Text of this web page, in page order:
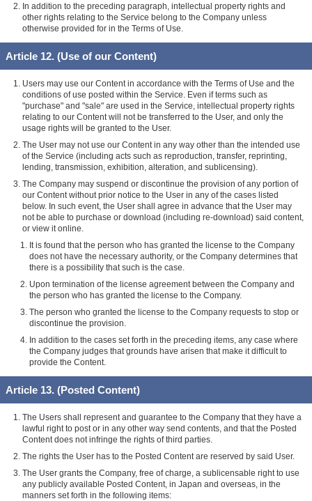
In addition to the preceding paragraph, intellectual property rights and
other rights relating to the Service belong to the Company unless
otherwise provided for in the Terms of Use.
Article 12. (Use of our Content)
Users may use our Content in accordance with the Terms of Use and the
conditions of use posted within the Service. Even if terms such as
"purchase" and "sale" are used in the Service, intellectual property rights
relating to our Content will not be transferred to the User, and only the
usage rights will be granted to the User.
The User may not use our Content in any way other than the intended use
of the Service (including acts such as reproduction, transfer, reprinting,
lending, transmission, exhibition, alteration, and sublicensing).
The Company may suspend or discontinue the provision of any portion of
our Content without prior notice to the User in any of the cases listed
below. In such event, the User shall agree in advance that the User may
not be able to purchase or download (including re-download) said content,
or view it online.
It is found that the person who has granted the license to the Company
does not have the necessary authority, or the Company determines that
there is a possibility that such is the case.
Upon termination of the license agreement between the Company and
the person who has granted the license to the Company.
The person who granted the license to the Company requests to stop or
discontinue the provision.
In addition to the cases set forth in the preceding items, any case where
the Company judges that grounds have arisen that make it difficult to
provide the Content.
Article 13. (Posted Content)
The Users shall represent and guarantee to the Company that they have a
lawful right to post or in any other way send contents, and that the Posted
Content does not infringe the rights of third parties.
The rights the User has to the Posted Content are reserved by said User.
The User grants the Company, free of charge, a sublicensable right to use
any publicly available Posted Content, in Japan and overseas, in the
manners set forth in the following items: